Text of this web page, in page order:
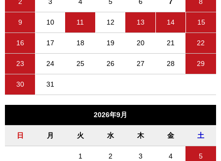
9 10 11 12 13 14 15
16 17 18 19 20 21 22
23 24 25 26 27 28 29
30 31
2026年9月
日 月 火 水 木 金 土
1 2 3 4 5